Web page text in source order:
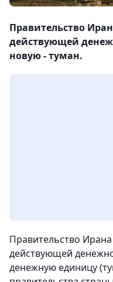
Правительство
действующей
новую - туман.
Правительство
действующей
денежную единицу